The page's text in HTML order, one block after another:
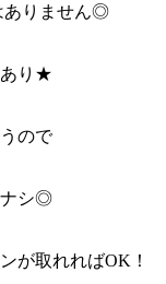
ありません◎
あり★
ので
ナシ◎
が取れればOK！